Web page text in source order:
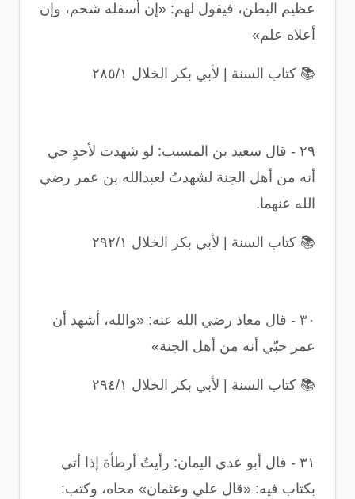
عظيم البطن، فيقول لهم: «إن أسفله شحم، وإن
أعلاه علم»
📚 كتاب السنة | لأبي بكر الخلال ٢٨٥/١
٢٩ - قال سعيد بن المسيب: لو شهدت لأحدٍ حي
أنه من أهل الجنة لشهدتُ لعبدالله بن عمر رضي
الله عنهما.
📚 كتاب السنة | لأبي بكر الخلال ٢٩٢/١
٣٠ - قال معاذ رضي الله عنه: «والله، أشهد أن
عمر حبّي أنه من أهل الجنة»
📚 كتاب السنة | لأبي بكر الخلال ٢٩٤/١
٣١ - قال أبو عدي اليمان: رأيتُ أرطأة إذا أتي
بكتاب فيه: «قال علي وعثمان» محاه، وكتب: